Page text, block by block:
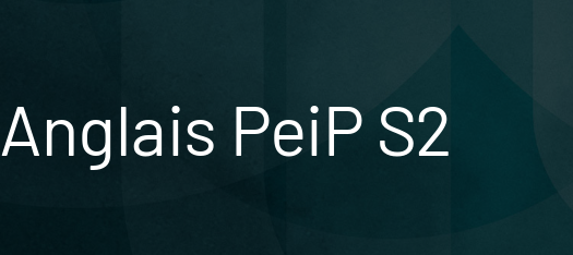
Anglais PeiP S2